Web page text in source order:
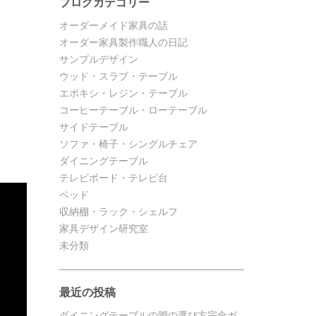
オーダーメイド家具の話
オーダー家具製作職人の日記
サンプルデザイン
ウッド・スラブ・テーブル
エポキシ・レジン・テーブル
コーヒーテーブル・ローテーブル
サイドテーブル
ソファ・椅子・シングルチェア
ダイニングテーブル
テレビボード・テレビ台
ベッド
収納棚・ラック・シェルフ
家具デザイン研究室
未分類
最近の投稿